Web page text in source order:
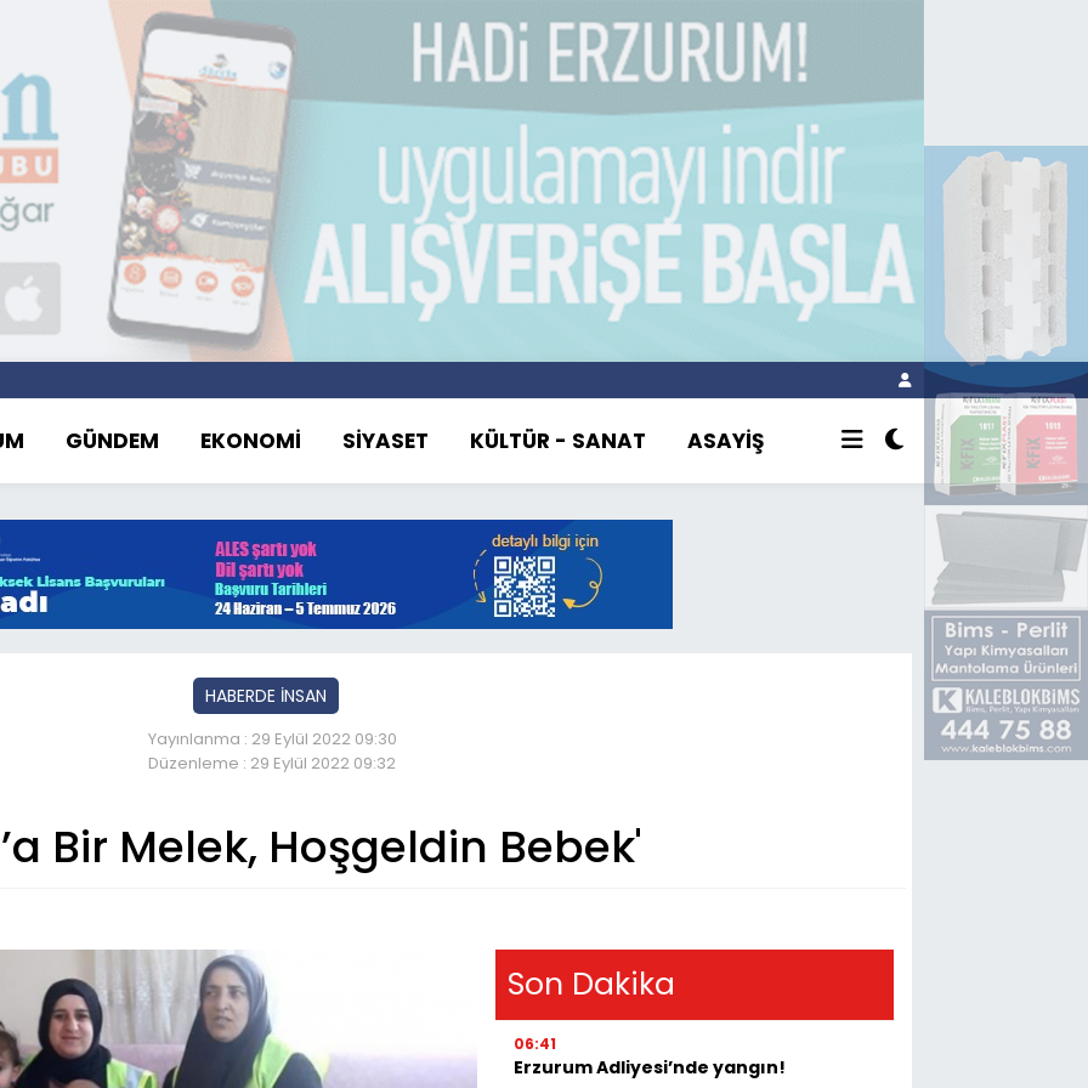
GÜNDEM EKONOMİ SİYASET KÜLTÜR - SANAT ASAYİŞ
HABERDE İNSAN
Yayınlanma : 29 Eylül 2022 09:30
Düzenleme : 29 Eylül 2022 09:32
Bir Melek, Hoşgeldin Bebek'
Son Dakika
06:41
Erzurum Adliyesi’nde yangın!